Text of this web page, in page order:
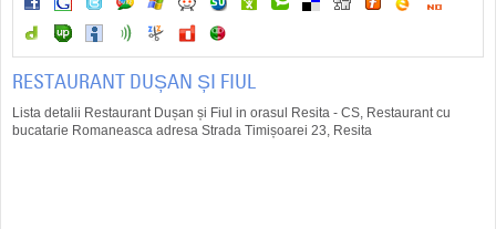
RESTAURANT DUȘAN ȘI FIUL
Lista detalii Restaurant Dușan și Fiul in orasul Resita - CS, Restaurant cu
bucatarie Romaneasca adresa Strada Timișoarei 23, Resita